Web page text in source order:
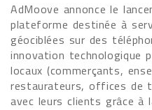
AdMoove annonce le
plateforme destinée à
géociblées sur des
innovation technologique
locaux (commerçants,
restaurateurs, offices de
avec leurs clients grâce à